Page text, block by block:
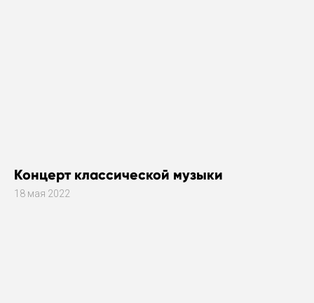
Концерт классической музыки
18 мая 2022